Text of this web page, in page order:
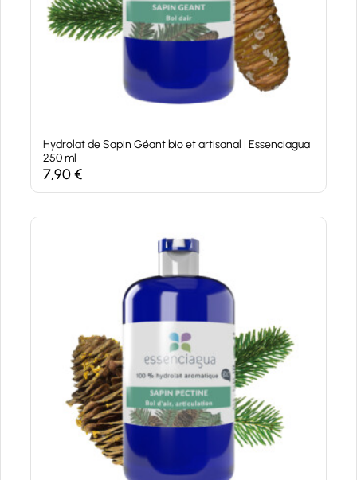
Hydrolat de Sapin Géant bio et artisanal | Essenciagua
250 ml
7,90€